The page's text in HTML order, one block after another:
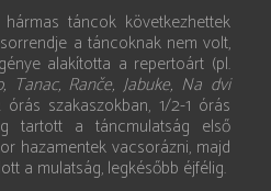
táncok következhettek
a táncoknak nem volt,
alakította a repertoárt (pl.
Tanac, Ranče, Jabuke, Na dvi
órás szakaszokban, 1/2-1 órás
tartott a táncmulatság első
hazamentek vacsorázni, majd
a mulatság, legkésőbb éjfélig.